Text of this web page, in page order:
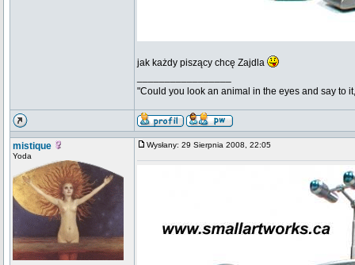
jak każdy piszący chcę Zajdla
"Could you look an animal in the eyes and say to
mistique
Yoda
Wysłany: 29 Sierpnia 2008, 22:05